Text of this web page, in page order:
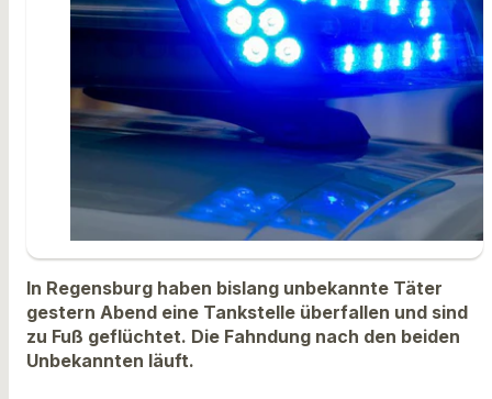
In Regensburg haben bislang unbekannte Täter
gestern Abend eine Tankstelle überfallen und sind
zu Fuß geflüchtet. Die Fahndung nach den beiden
Unbekannten läuft.